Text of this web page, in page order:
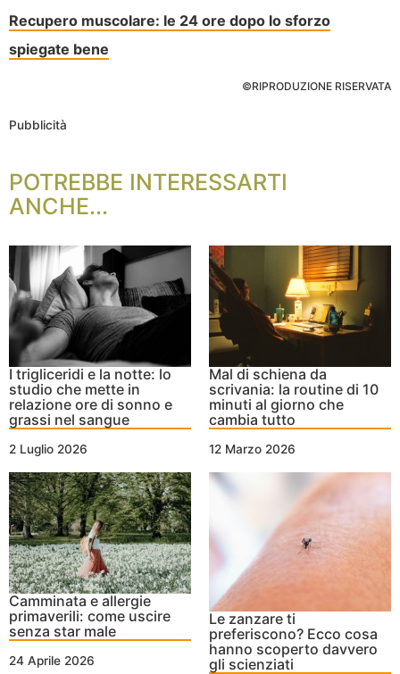
Recupero muscolare: le 24 ore dopo lo sforzo
spiegate bene
©RIPRODUZIONE RISERVATA
Pubblicità
POTREBBE INTERESSARTI
ANCHE...
I trigliceridi e la notte: lo
studio che mette in
relazione ore di sonno e
grassi nel sangue
2 Luglio 2026
Mal di schiena da
scrivania: la routine di 10
minuti al giorno che
cambia tutto
12 Marzo 2026
Camminata e allergie
primaverili: come uscire
senza star male
24 Aprile 2026
Le zanzare ti
preferiscono? Ecco cosa
hanno scoperto davvero
gli scienziati